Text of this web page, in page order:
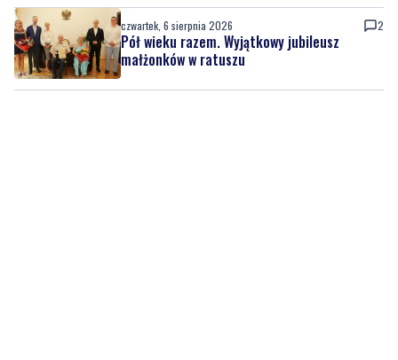
czwartek, 6 sierpnia 2026 2
Pół wieku razem. Wyjątkowy jubileusz
małżonków w ratuszu